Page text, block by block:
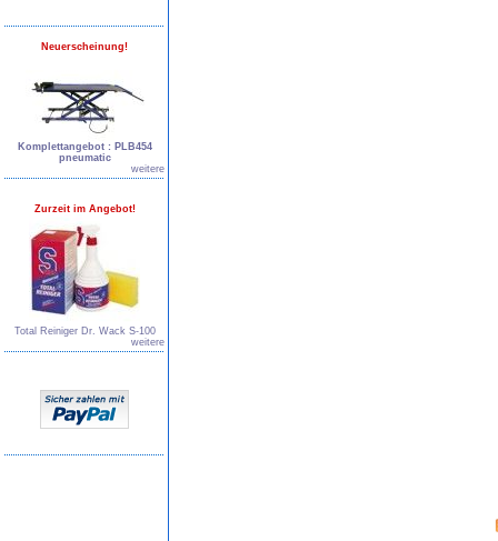
Neuerscheinung!
Komplettangebot : PLB454
pneumatic
weitere
Zurzeit im Angebot!
Total Reiniger Dr. Wack S-100
weitere